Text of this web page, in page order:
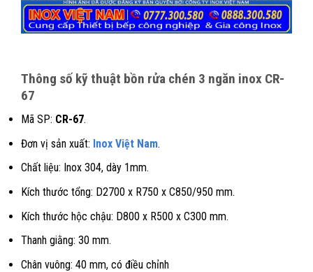
Thông số kỹ thuật bồn rửa chén 3 ngăn inox CR-
67
Mã SP: CR-67.
Đơn vị sản xuất: Inox Việt Nam.
Chất liệu: Inox 304, dày 1mm.
Kích thước tổng: D2700 x R750 x C850/950 mm.
Kích thước hộc chậu: D800 x R500 x C300 mm.
Thanh giằng: 30 mm.
Chân vuông: 40 mm, có điều chỉnh